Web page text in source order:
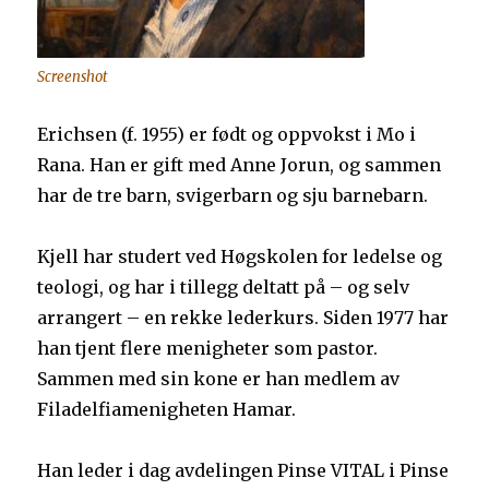
Screenshot
Erichsen (f. 1955) er født og oppvokst i Mo i
Rana. Han er gift med Anne Jorun, og sammen
har de tre barn, svigerbarn og sju barnebarn.
Kjell har studert ved Høgskolen for ledelse og
teologi, og har i tillegg deltatt på – og selv
arrangert – en rekke lederkurs. Siden 1977 har
han tjent flere menigheter som pastor.
Sammen med sin kone er han medlem av
Filadelfiamenigheten Hamar.
Han leder i dag avdelingen Pinse VITAL i Pinse